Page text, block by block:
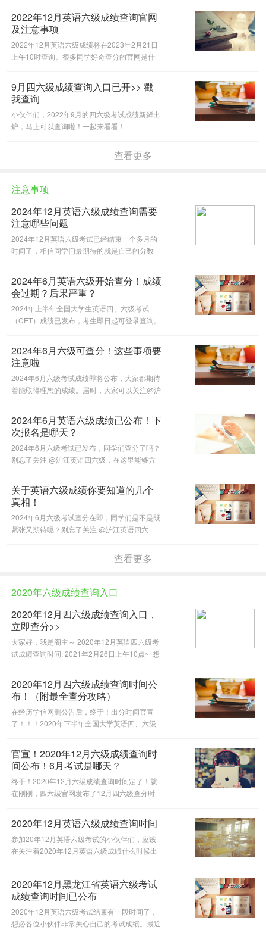
特地整理了相关的资讯，供大家了解参考。
2022年12月英语六级成绩查询官网
及注意事项
2022年12月英语六级成绩将在2023年2月21日
上午10时查询。很多同学好奇查分的官网是什
9月四六级成绩查询入口已开>> 戳
我查询
小伙伴们，2022年9月的四六级考试成绩新鲜出
炉，马上可以查询啦！一起来看看！
查看更多
注意事项
2024年12月英语六级成绩查询需要
注意哪些问题
2024年12月英语六级考试已经结束一个多月的
时间了，相信同学们最期待的就是自己的分数
请大家耐心等待哦。在查分前，@沪江英语四六
级微信公众号为大家整理了六级考试
2024年6月英语六级开始查分！成绩
会过期？后果严重？
2024年上半年全国大学生英语四、六级考试
（CET）成绩已发布，考生即日起可登录查询。
2024年6月六级可查分！这些事项要
注意啦
2024年6月六级考试成绩即将公布，大家都期待
着能取得理想的成绩。届时，大家可以关注@沪
2024年6月英语六级成绩已公布！下
次报名是哪天？
2024年6月六级考试已发布，同学们查分了吗？
别忘了关注 @沪江英语四六级，在这里能够方
关问题，一起来看看吧。
关于英语六级成绩你要知道的几个
真相！
2024年6月六级考试查分在即，同学们是不是既
紧张又期待呢？别忘了关注 @沪江英语四六
查看更多
2020年六级成绩查询入口
2020年12月四六级成绩查询入口，
立即查分>>
大家好，我是阁主～ 2020年12月英语四六级考
试成绩查询时间: 2021年2月26日上午10点~ 想
卡顿，不如来沪江边听直播边查分！查分入口如
下
2020年12月四六级成绩查询时间公
布！（附最全查分攻略）
在经历学信网删公告后，终于！出分时间官宣
了！！！2020年下半年全国大学英语四、六级
今天小编为大家整理了四六级查分时间及相关网
站，希望对你有所帮助~
官宣！2020年12月六级成绩查询时
间公布！6月考试是哪天？
终于！2020年12月六级成绩查询时间定了！就
在刚刚，四六级官网发布了12月四六级查分时
不是非常期待呢。更多四六级查分相关资讯，尽
在沪江英语四六级。
2020年12月英语六级成绩查询时间
参加20年12月英语六级考试的小伙伴们，应该
在关注着2020年12月英语六级成绩什么时候出
上午10点，届时，大家可以登录学信网
2020年12月黑龙江省英语六级考试
成绩查询时间已公布
2020年12月英语六级考试结束有一段时间了，
想必各位小伙伴非常关心自己的考试成绩。最近